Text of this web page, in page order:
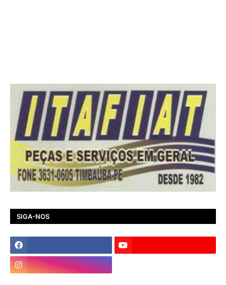
SIGA-NOS